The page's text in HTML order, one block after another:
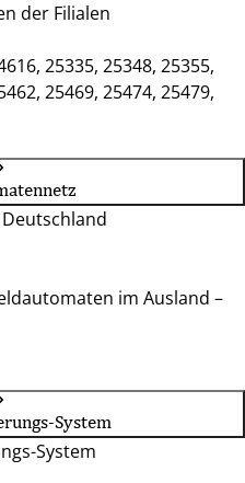
der Filialen
25335, 25348, 25355,
25469, 25474, 25479,
im Ausland –
System
System